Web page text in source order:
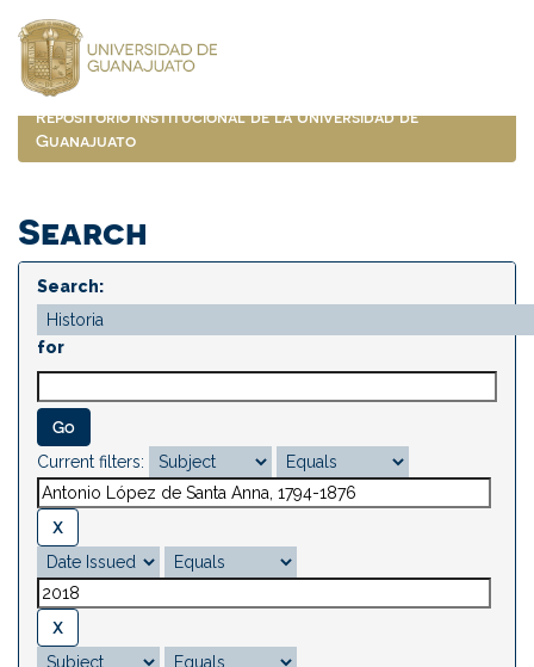
navigation
Repositorio Institucional de la Universidad de
Guanajuato
Search
Search:
for
Current filters: